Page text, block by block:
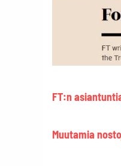
FT:n
Muutamia